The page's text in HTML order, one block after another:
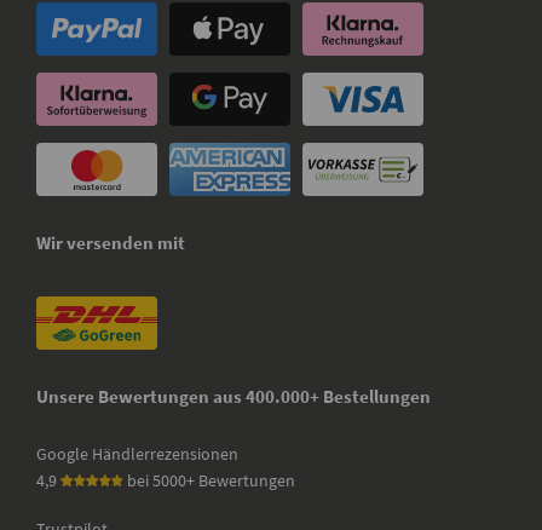
Wir versenden mit
Unsere Bewertungen aus 400.000+ Bestellungen
Google Händlerrezensionen
4,9
bei 5000+ Bewertungen